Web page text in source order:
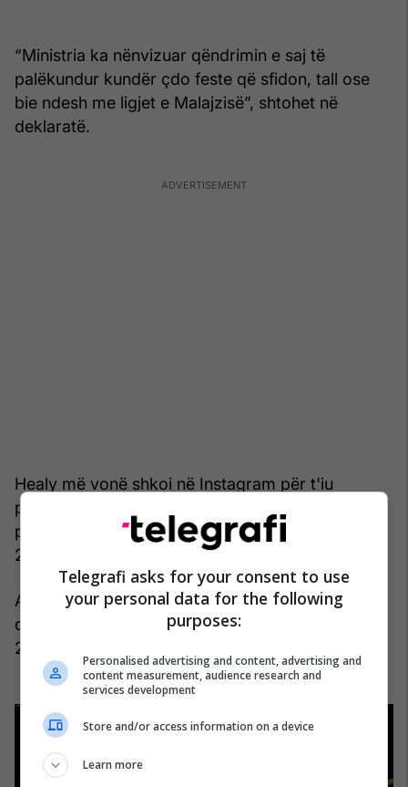
“Ministria ka nënvizuar qëndrimin e saj të
palëkundur kundër çdo feste që sfidon, tall ose
bie ndesh me ligjet e Malajzisë”, shtohet në
deklaratë.
Healy më vonë shkoi në Instagram për t'iu
përgjigjur deklaratës, duke argumentuar: “Mirë,
pse nuk përpiqesh të mos ia dalësh me Ross për
20 vjet. Jo aq e lehtë sa duket”.
Ai më pas ngacmoi një rikthim të afërt për të
dielën, duke shkruar “Mirëmëngjes djema. Kthimi
23/7”.
Telegrafi asks for your consent to use
your personal data for the following
purposes:
Personalised advertising and content, advertising and
content measurement, audience research and
services development
Store and/or access information on a device
Learn more